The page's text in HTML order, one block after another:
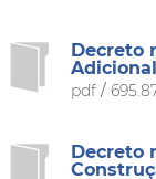
Decreto
pdf/
Decreto